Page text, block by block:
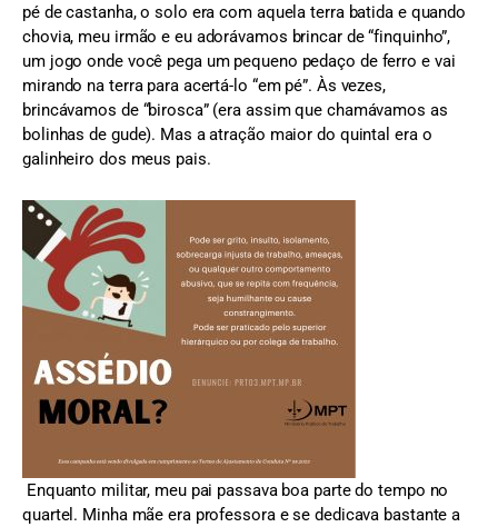
pé de castanha, o solo era com aquela terra batida e quando
chovia, meu irmão e eu adorávamos brincar de “finquinho”,
um jogo onde você pega um pequeno pedaço de ferro e vai
mirando na terra para acertá-lo “em pé”. Às vezes,
brincávamos de “birosca” (era assim que chamávamos as
bolinhas de gude). Mas a atração maior do quintal era o
galinheiro dos meus pais.
Enquanto militar, meu pai passava boa parte do tempo no
quartel. Minha mãe era professora e se dedicava bastante a